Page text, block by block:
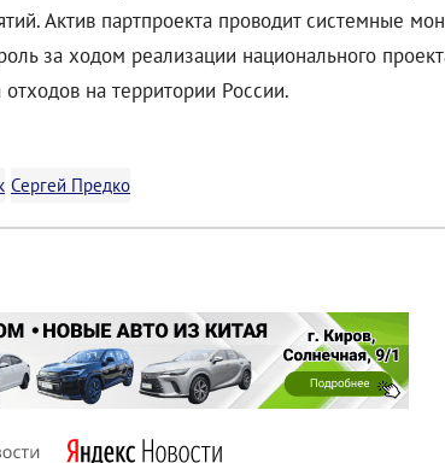
Актив партпроекта проводит системные
за ходом реализации национального
на территории России.
Сергей Предко